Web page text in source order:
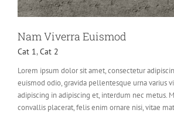
Nam Viverra Euismod
Cat 1,Cat 2
Lorem ipsum dolor sit amet, consectetur
euismod odio, gravida pellentesque urna varius
adipiscing in adipiscing et, interdum nec metus.
convallis placerat, felis enim ornare nisi, vitae